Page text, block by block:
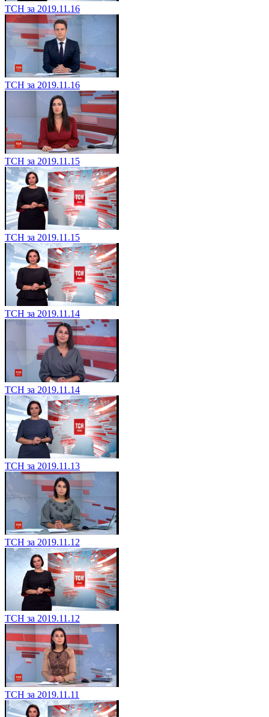
ТСН за 2019.11.16
ТСН за 2019.11.16
ТСН за 2019.11.15
ТСН за 2019.11.15
ТСН за 2019.11.14
ТСН за 2019.11.14
ТСН за 2019.11.13
ТСН за 2019.11.12
ТСН за 2019.11.12
ТСН за 2019.11.11